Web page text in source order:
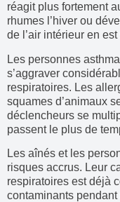
réagit plus fortement
rhumes l’hiver ou
de l’air intérieur en
Les personnes
s’aggraver
respiratoires. Les
squames d’animaux
déclencheurs se
passent le plus de
Les aînés et les
risques accrus. Leur
respiratoires est déjà
contaminants